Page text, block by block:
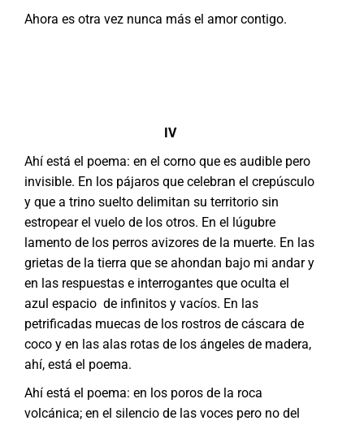
Ahora es otra vez nunca más el amor contigo.
IV
Ahí está el poema: en el corno que es audible pero
invisible. En los pájaros que celebran el crepúsculo
y que a trino suelto delimitan su territorio sin
estropear el vuelo de los otros. En el lúgubre
lamento de los perros avizores de la muerte. En las
grietas de la tierra que se ahondan bajo mi andar y
en las respuestas e interrogantes que oculta el
azul espacio de infinitos y vacíos. En las
petrificadas muecas de los rostros de cáscara de
coco y en las alas rotas de los ángeles de madera,
ahí, está el poema.
Ahí está el poema: en los poros de la roca
volcánica; en el silencio de las voces pero no del